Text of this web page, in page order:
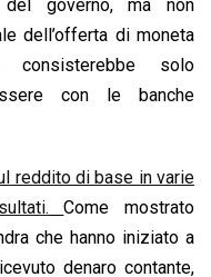
governo, ma non
dell’offerta di moneta
consisterebbe solo
con le banche
reddito di base in varie
Come mostrato
che hanno iniziato a
denaro contante,